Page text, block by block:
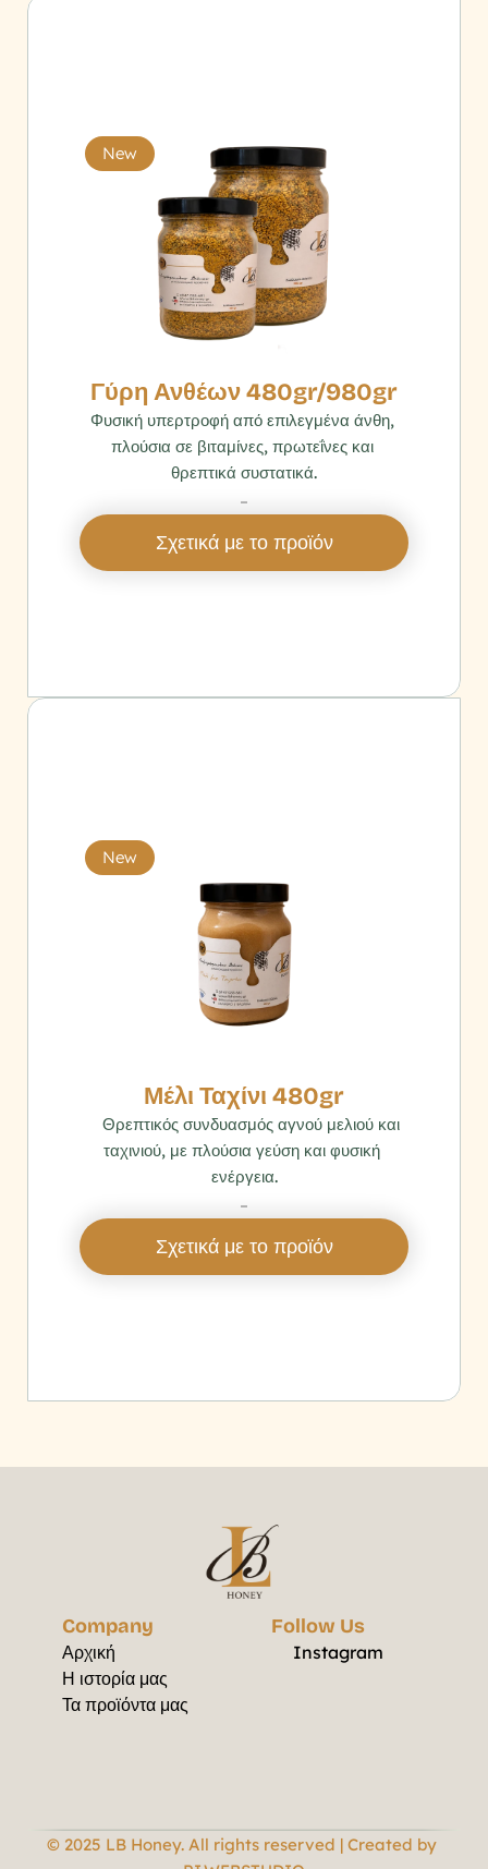
New
Γύρη Ανθέων 480gr/980gr
Φυσική υπερτροφή από επιλεγμένα άνθη,
πλούσια σε βιταμίνες, πρωτεΐνες και
θρεπτικά συστατικά.
‎
Σχετικά με το προϊόν
New
Μέλι Ταχίνι 480gr
ταχινιού, με πλούσια γεύση και φυσική
ενέργεια.
‎
Σχετικά με το προϊόν
Company
Αρχική
Η ιστορία μας
Τα προϊόντα μας
Follow Us
Instagram
© 2025 LB Honey. All rights reserved | Created by